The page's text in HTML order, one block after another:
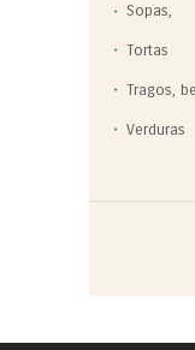
Sopas,
Tortas
Tragos,
Verduras